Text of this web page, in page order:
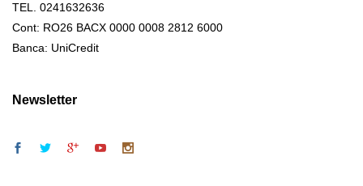
TEL. 0241632636
Cont: RO26 BACX 0000 0008 2812 6000
Banca: UniCredit
Newsletter